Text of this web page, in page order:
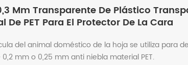
Mm Transparente De Plástico
PET Para El Protector De La Cara
del animal doméstico de la hoja se utiliza para
mm o 0,25 mm anti niebla material PET.